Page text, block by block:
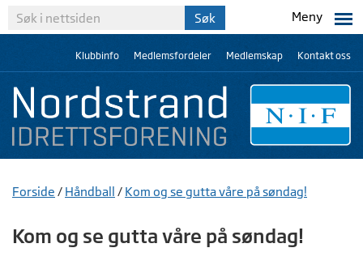
Meny
Klubbinfo Medlemsfordeler Medlemskap Kontakt oss
Forside / Håndball / Kom og se gutta våre på søndag!
Kom og se gutta våre på søndag!